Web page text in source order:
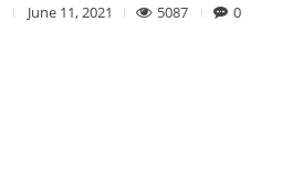
June 11, 2021 5087 0